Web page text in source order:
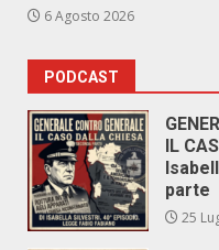
6 Agosto 2026
PODCAST
IL
parte
25